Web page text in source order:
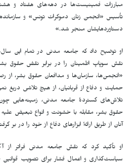
مبارزات فمینیست‌ها در دهه‌های هفتاد و
تأسیس «انجمن زنان دموکرات تونس» و
دستاوردهایشان منجر شد.»
او توضیح داد که جامعه مدنی در تمام این
نقش سوپاپ اطمینان را در برابر نقض حقوق
«انجمن‌ها، سازمان‌ها و مدافعان حقوق بشر، از
حمایت و دفاع از قربانیان، از هیچ تلاشی دریغ
تلاش‌های گستردهٔ جامعه مدنی، زمینه‌هایی
حقوق بشر، مقابله با خشونت و انواع تبعیض
آنان از طریق ارائهٔ ابزارهای دفاع از خود را در بر
او تأکید کرد که نقش جامعه مدنی فراتر از